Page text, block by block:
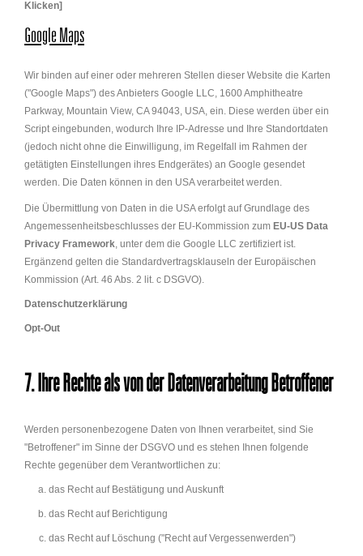
Klicken]
Google Maps
Wir binden auf einer oder mehreren Stellen dieser Website die Karten
("Google Maps") des Anbieters Google LLC, 1600 Amphitheatre
Parkway, Mountain View, CA 94043, USA, ein. Diese werden über ein
Script eingebunden, wodurch Ihre IP-Adresse und Ihre Standortdaten
(jedoch nicht ohne die Einwilligung, im Regelfall im Rahmen der
getätigten Einstellungen ihres Endgerätes) an Google gesendet
werden. Die Daten können in den USA verarbeitet werden.
Die Übermittlung von Daten in die USA erfolgt auf Grundlage des
Angemessenheitsbeschlusses der EU-Kommission zum EU-US Data
Privacy Framework, unter dem die Google LLC zertifiziert ist.
Ergänzend gelten die Standardvertragsklauseln der Europäischen
Kommission (Art. 46 Abs. 2 lit. c DSGVO).
Datenschutzerklärung
Opt-Out
7. Ihre Rechte als von der Datenverarbeitung Betroffener
Werden personenbezogene Daten von Ihnen verarbeitet, sind Sie
"Betroffener" im Sinne der DSGVO und es stehen Ihnen folgende
Rechte gegenüber dem Verantwortlichen zu:
das Recht auf Bestätigung und Auskunft
das Recht auf Berichtigung
das Recht auf Löschung ("Recht auf Vergessenwerden")